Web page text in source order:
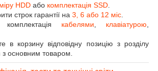
HDD або комплектація SSD
строк гарантії на 3, 6 або 12 міс
кабелями клавіатурою
в корзину відповідну позицію з розділу
основним товаром.